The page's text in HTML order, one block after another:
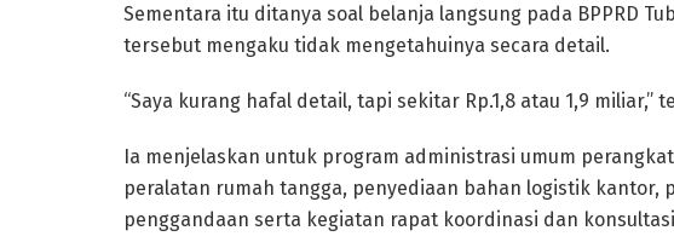
Sementara itu ditanya soal belanja langsung pada BPPRD
tersebut mengaku tidak mengetahuinya secara detail.
“Saya kurang hafal detail, tapi sekitar Rp.1,8 atau 1,9 miliar,”
Ia menjelaskan untuk program administrasi umum
peralatan rumah tangga, penyediaan bahan logistik kantor,
penggandaan serta kegiatan rapat koordinasi dan